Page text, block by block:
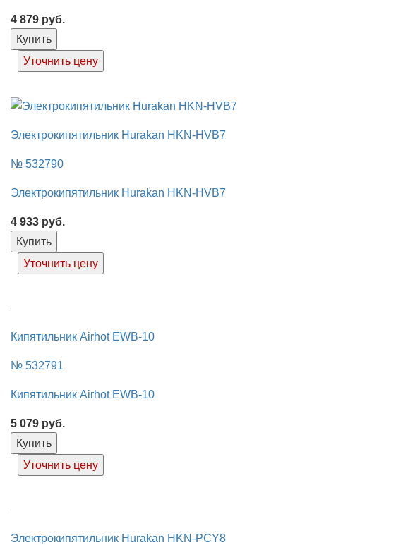
4 879 руб.
Купить
Уточнить цену
Электрокипятильник Hurakan HKN-HVB7
№ 532790
Электрокипятильник Hurakan HKN-HVB7
4 933 руб.
Купить
Уточнить цену
Кипятильник Airhot EWB-10
№ 532791
Кипятильник Airhot EWB-10
5 079 руб.
Купить
Уточнить цену
Электрокипятильник Hurakan HKN-PCY8